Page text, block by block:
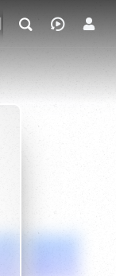
玄幻武侠 奇幻